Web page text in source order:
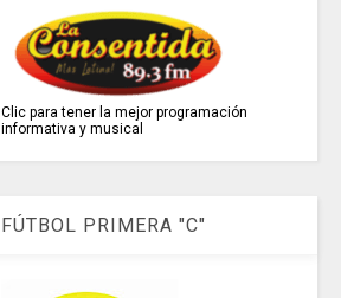
Clic para tener la mejor programación
informativa y musical
FÚTBOL PRIMERA "C"